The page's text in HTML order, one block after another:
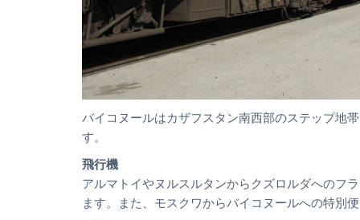
バイコヌールはカザフスタン南西部のステップ地
す。
飛行機
アルマトイやヌルスルタンからクズロルダへのフ
ます。また、モスクワからバイコヌールへの特別